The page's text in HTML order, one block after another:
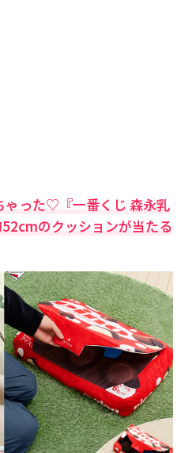
ゃった♡『一番くじ 森永乳
のクッションが当たる